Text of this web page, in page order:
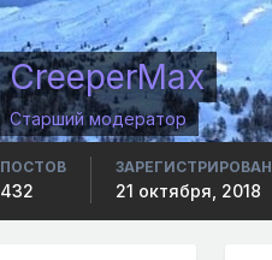
CreeperMax
Старший модератор
ПОСТОВ
432
ЗАРЕГИСТРИРОВАН
21 октября, 2018